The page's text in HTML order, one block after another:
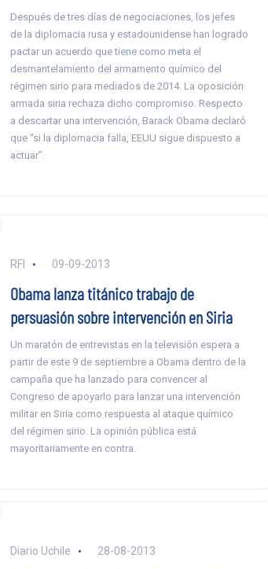
Después de tres días de negociaciones, los jefes
de la diplomacia rusa y estadounidense han logrado
pactar un acuerdo que tiene como meta el
desmantelamiento del armamento químico del
régimen sirio para mediados de 2014. La oposición
armada siria rechaza dicho compromiso. Respecto
a descartar una intervención, Barack Obama declaró
que “si la diplomacia falla, EEUU sigue dispuesto a
actuar”.
RFI 09-09-2013
Obama lanza titánico trabajo de
persuasión sobre intervención en Siria
Un maratón de entrevistas en la televisión espera a
partir de este 9 de septiembre a Obama dentro de la
campaña que ha lanzado para convencer al
Congreso de apoyarlo para lanzar una intervención
militar en Siria como respuesta al ataque químico
del régimen sirio. La opinión pública está
mayoritariamente en contra.
Diario Uchile 28-08-2013